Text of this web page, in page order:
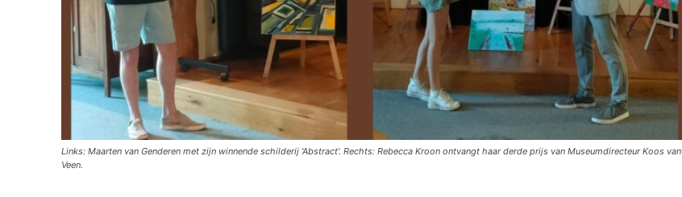
Links: Maarten van Genderen met zijn winnende schilderij 'Abstract'. Rechts: Rebecca Kroon ontvangt haar derde prijs van Museumdirecteur Koos van
Veen.